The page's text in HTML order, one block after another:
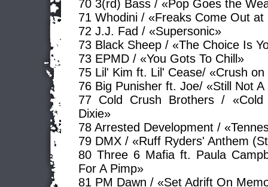
70 3(rd) Bass / «Pop Goes the
71 Whodini / «Freaks Come Out at
72 J.J. Fad / «Supersonic»
73 Black Sheep / «The Choice Is
73 EPMD / «You Gots To Chill»
75 Lil' Kim ft. Lil' Cease/ «Crush on
76 Big Punisher ft. Joe/ «Still Not A
77 Cold Crush Brothers /
Dixie»
78 Arrested Development /
79 DMX / «Ruff Ryders' Anthem
80 Three 6 Mafia ft. Paula
For A Pimp»
81 PM Dawn / «Set Adrift On